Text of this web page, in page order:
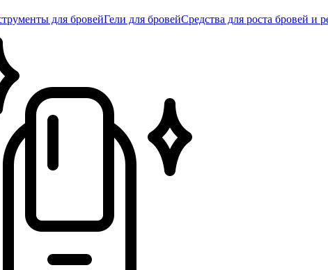
для бровейГели для бровейСредства для роста бровей и